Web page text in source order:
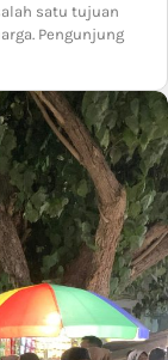
satu tujuan
Pengunjung